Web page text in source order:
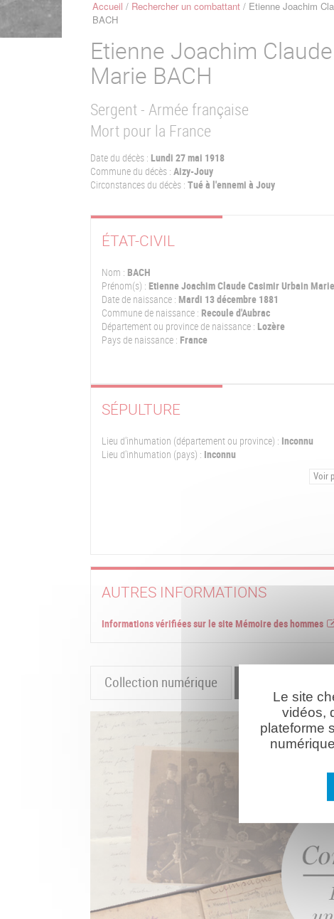
Fil
Accueil Rechercher un combattant Etienne Joachim
BACH
Etienne Joachim
Marie BACH
Sergent - Armée française
Mort pour la France
Date du décès : Lundi 27 mai 1918
Commune du décès : Aizy-Jouy
Circonstances du décès : Tué à l'ennemi à Jouy
ÉTAT-CIVIL
Nom : BACH
Prénom(s) : Etienne Joachim Claude Casimir Urbain Marie
Date de naissance : Mardi 13 décembre 1881
Commune de naissance : Recoule d'Aubrac
Département ou province de naissance : Lozère
Pays de naissance : France
SÉPULTURE
Lieu d'inhumation (département ou province) : Inconnu
Lieu d'inhumation (pays) : Inconnu
Voir
AUTRES INFORMATIONS
Informations vérifiées sur le site Mémoire des hommes
Collection numérique
Le site
vidéos,
plateforme